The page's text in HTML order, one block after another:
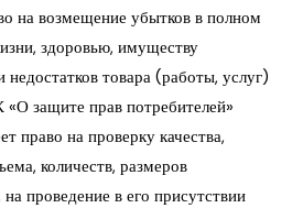
на возмещение убытков в полном
здоровью, имуществу
недостатков товара (работы, услуг)
«О защите прав потребителей»
право на проверку качества,
количеств, размеров
проведение в его присутствии